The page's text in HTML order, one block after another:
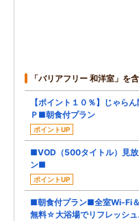
「バリアフリー 和洋室」を
【ポイント１０％】じゃら
Ｐ■朝食付プラン
ポイントUP
■VOD（500タイトル）見
ン■
ポイントUP
■朝食付プラン■全室Wi-Fi
無料☆大浴場でリフレッシュ